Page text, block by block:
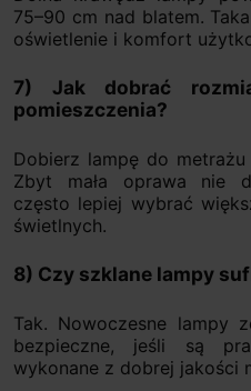
75–90 cm nad blatem.
oświetlenie i komfort
7) Jak dobrać
pomieszczenia?
Dobierz lampę do
Zbyt mała oprawa nie
często lepiej wybrać
świetlnych.
8) Czy szklane lampy
Tak. Nowoczesne lampy
bezpieczne, jeśli są
wykonane z dobrej jakości